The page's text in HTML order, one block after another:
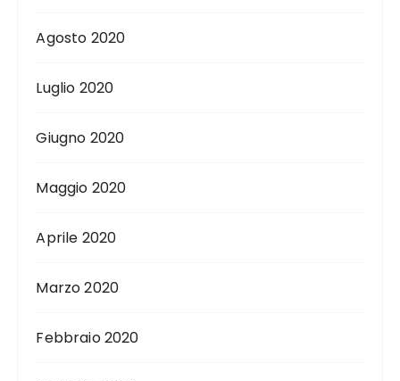
Agosto 2020
Luglio 2020
Giugno 2020
Maggio 2020
Aprile 2020
Marzo 2020
Febbraio 2020